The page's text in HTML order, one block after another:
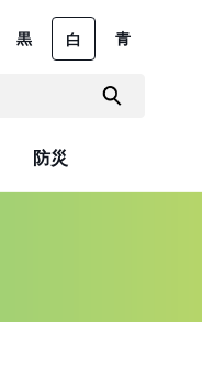
防災
黒 白 青